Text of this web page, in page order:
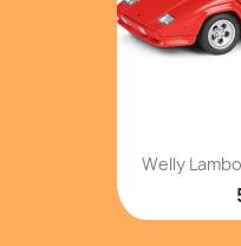
Welly